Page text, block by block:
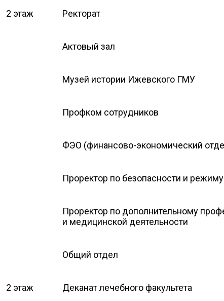
2 этаж Ректорат
Актовый зал
Музей истории Ижевского ГМУ
Профком сотрудников
ФЭО (финансово-экономический
Проректор по безопасности и режиму
Проректор по дополнительному
и медицинской деятельности
Общий отдел
2 этаж Деканат лечебного факультета